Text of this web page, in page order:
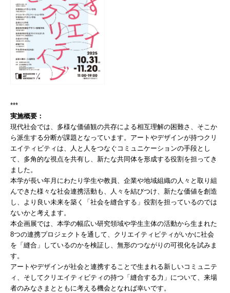
***
実施概要：
現代社会では、多様な価値観の共存による相互理解の困難さ、そこか
ら派生する分断が課題となっています。アートやデザインが持つクリ
エイティビティは、人と人をつなぐコミュニケーションの手段とし
て、多角的な視点を共有し、新たな共同体を形成する役割を担ってき
ました。
本学が長い年月にわたり学生や教員、企業や地域組織の人々と取り組
んできた様々な社会連携活動も、人々を結びつけ、新たな価値を創造
し、より良い未来を築く「社会を縫合する」役割を担っているのでは
ないかと考えます。
本企画展では、本学の幅広い研究領域や学生主体の活動から生まれた
8つの連携プロジェクトを通して、クリエイティビティがいかに社会
を「縫合」しているのかを検証し、無形のつながりの可視化を試みま
す。
アートやデザインが社会と連携することで生まれる新しいコミュニテ
ィ、そしてクリエイティビティの持つ「縫合する力」について、来場
者のみなさまとともに考える機会となれば幸いです。